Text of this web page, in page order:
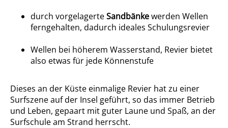
durch vorgelagerteSandbänkewerden Wellen
ferngehalten, dadurch ideales Schulungsrevier
Wellen bei höherem Wasserstand, Revier bietet
also etwas für jede Könnenstufe
Dieses an der Küste einmalige Revier hat zu einer
Surfszene auf der Insel geführt, so das immer Betrieb
und Leben, gepaart mit guter Laune und Spaß, an der
Surfschule am Strand herrscht.